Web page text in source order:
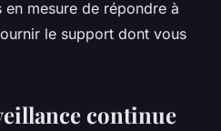
mesure de répondre à
le support dont vous
continue